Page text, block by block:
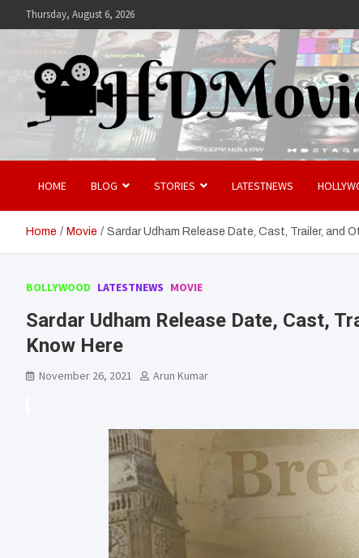
Thursday, August 6, 2026
Hdmovies
HOME BLOG STORIES LATESTNEWS
Home Movie Sardar Udham Release Date, Cast, Trailer, and
BOLLYWOOD LATESTNEWS MOVIE
Sardar Udham Release Date, Cast,
Know Here
November 26, 2021 Arun Kumar